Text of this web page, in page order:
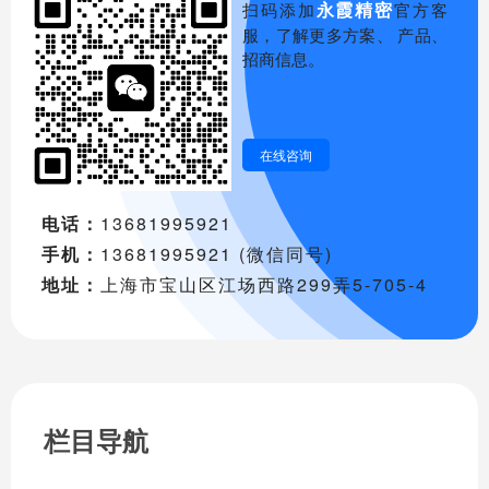
扫码添加永霞精密官方客
服，了解更多方案、 产品、
招商信息。
在线咨询
电话： 13681995921
手机： 13681995921 (微信同号)
地址： 上海市宝山区江场西路299弄5-705-4
栏目导航